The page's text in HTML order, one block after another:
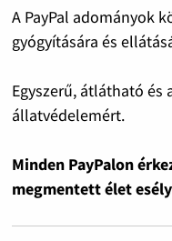
A PayPal adományok
gyógyítására és
Egyszerű, átlátható
állatvédelemért.
Minden PayPalon
megmentett élet